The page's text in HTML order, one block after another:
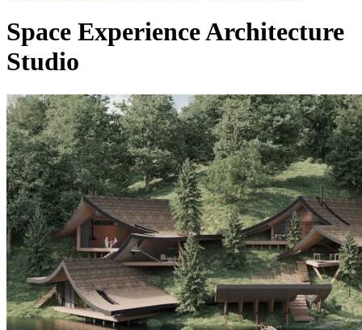
Space Experience Architecture
Studio